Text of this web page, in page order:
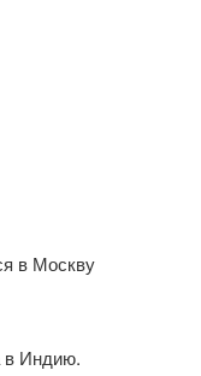
в Москву
в Индию.